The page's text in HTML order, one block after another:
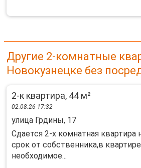
Другие 2-комнатные
Новокузнецке без
2-к квартира, 44 м²
02.08.26 17:32
улица Грдины, 17
Сдается 2-х комнатная квартира
срок от собственника,в
необходимое...